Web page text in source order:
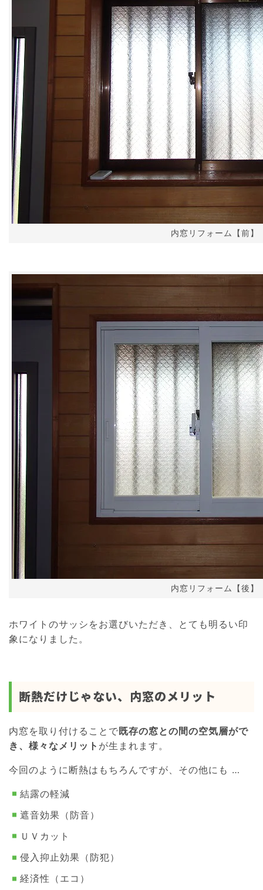
内窓リフォーム【前】
内窓リフォーム【後】
ホワイトのサッシをお選びいただき、とても明るい印
象になりました。
断熱だけじゃない、内窓のメリット
内窓を取り付けることで既存の窓との間の空気層がで
き、様々なメリット が生まれます。
今回のように断熱はもちろんですが、その他にも …
結露の軽減
遮音効果（防音）
ＵＶカット
侵入抑止効果（防犯）
経済性（エコ）